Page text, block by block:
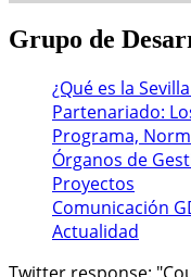
Grupo de
¿Qué es la
Partenariado:
Programa,
Órganos de
Proyectos
Comunicación
Actualidad